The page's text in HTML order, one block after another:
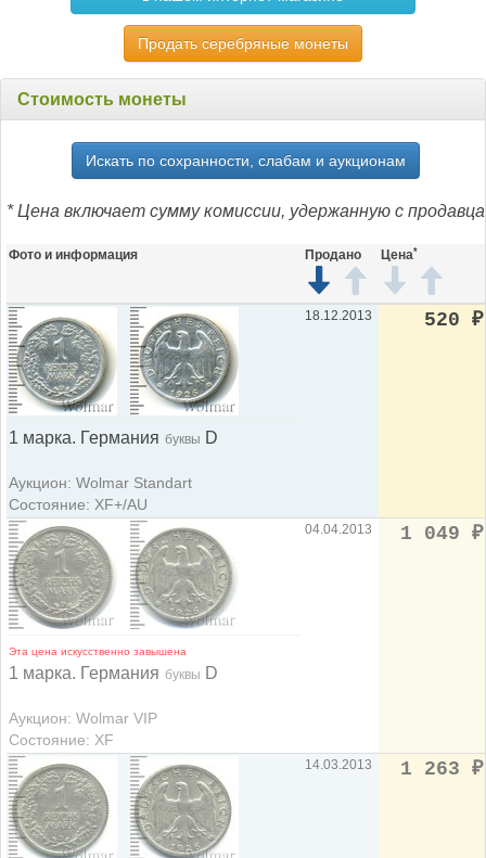
Продать серебряные монеты
Стоимость монеты
Искать по сохранности, слабам и аукционам
* Цена включает сумму комиссии, удержанную с продавца
Фото и информация Продано Цена*
1 марка. Германия буквы D
Аукцион: Wolmar Standart
Состояние: XF+/AU
18.12.2013 520 ₽
Эта цена искусственно завышена
1 марка. Германия буквы D
Аукцион: Wolmar VIP
Состояние: XF
04.04.2013 1 049 ₽
14.03.2013 1 263 ₽